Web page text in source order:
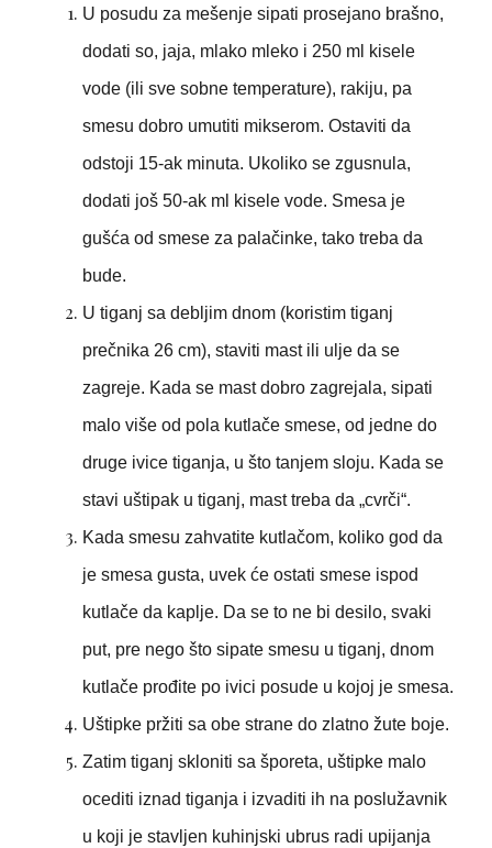
U posudu za mešenje sipati prosejano brašno,
dodati so, jaja, mlako mleko i 250 ml kisele
vode (ili sve sobne temperature), rakiju, pa
smesu dobro umutiti mikserom. Ostaviti da
odstoji 15-ak minuta. Ukoliko se zgusnula,
dodati još 50-ak ml kisele vode. Smesa je
gušća od smese za palačinke, tako treba da
bude.
U tiganj sa debljim dnom (koristim tiganj
prečnika 26 cm), staviti mast ili ulje da se
zagreje. Kada se mast dobro zagrejala, sipati
malo više od pola kutlače smese, od jedne do
druge ivice tiganja, u što tanjem sloju. Kada se
stavi uštipak u tiganj, mast treba da „cvrči“.
Kada smesu zahvatite kutlačom, koliko god da
je smesa gusta, uvek će ostati smese ispod
kutlače da kaplje. Da se to ne bi desilo, svaki
put, pre nego što sipate smesu u tiganj, dnom
kutlače prođite po ivici posude u kojoj je smesa.
Uštipke pržiti sa obe strane do zlatno žute boje.
Zatim tiganj skloniti sa šporeta, uštipke malo
ocediti iznad tiganja i izvaditi ih na poslužavnik
u koji je stavljen kuhinjski ubrus radi upijanja